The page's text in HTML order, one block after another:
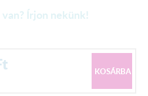
van? Írjon nekünk!